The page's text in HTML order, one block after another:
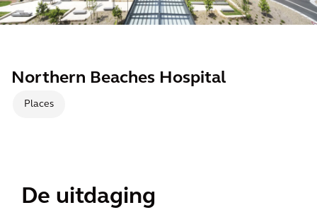
Northern Beaches Hospital
Places
De uitdaging